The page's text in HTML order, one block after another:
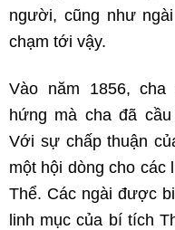
người, cũng như
chạm tới vậy.
Vào năm 1856,
hứng mà cha đã
Với sự chấp thuận
một hội dòng cho các
Thể. Các ngài được
linh mục của bí tích